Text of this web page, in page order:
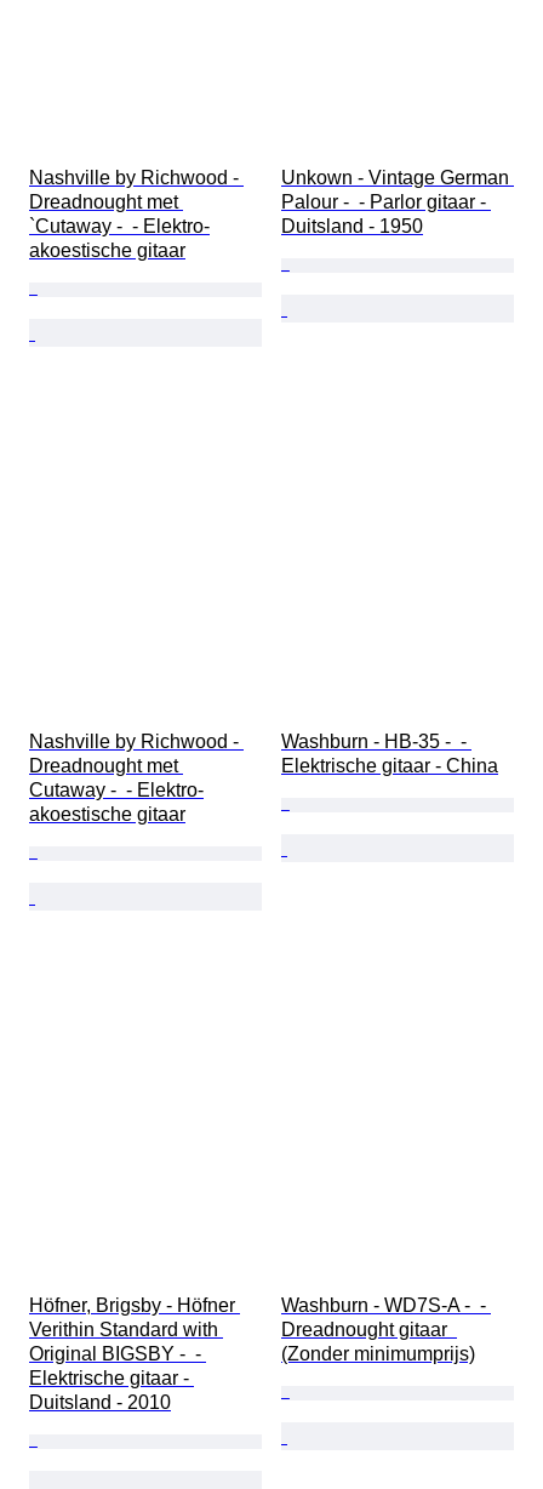
Nashville by Richwood -
Dreadnought met
`Cutaway -  - Elektro-
akoestische gitaar
Unkown - Vintage German
Palour -  - Parlor gitaar -
Duitsland - 1950
Nashville by Richwood -
Dreadnought met
Cutaway -  - Elektro-
akoestische gitaar
Washburn - HB-35 -  -
Elektrische gitaar - China
Höfner, Brigsby - Höfner
Verithin Standard with
Original BIGSBY -  -
Elektrische gitaar -
Duitsland - 2010
Washburn - WD7S-A -  -
Dreadnought gitaar
(Zonder minimumprijs)